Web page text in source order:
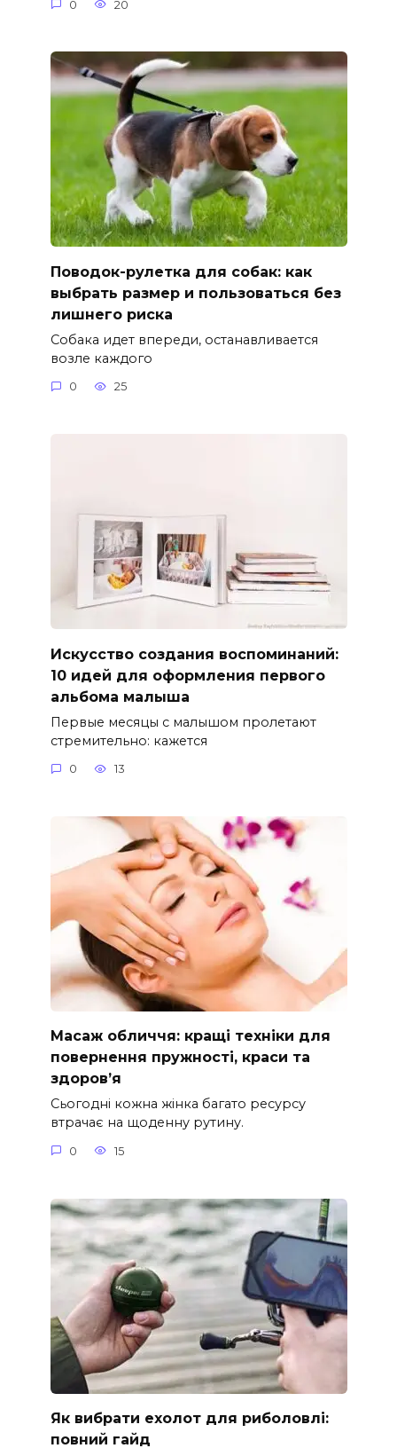
0 20
Поводок-рулетка для собак: как
выбрать размер и пользоваться без
лишнего риска
Собака идет впереди, останавливается
возле каждого
0 25
Искусство создания воспоминаний:
10 идей для оформления первого
альбома малыша
Первые месяцы с малышом пролетают
стремительно: кажется
0 13
Масаж обличчя: кращі техніки для
повернення пружності, краси та
здоров’я
Сьогодні кожна жінка багато ресурсу
втрачає на щоденну рутину.
0 15
Як вибрати ехолот для риболовлі:
повний гайд